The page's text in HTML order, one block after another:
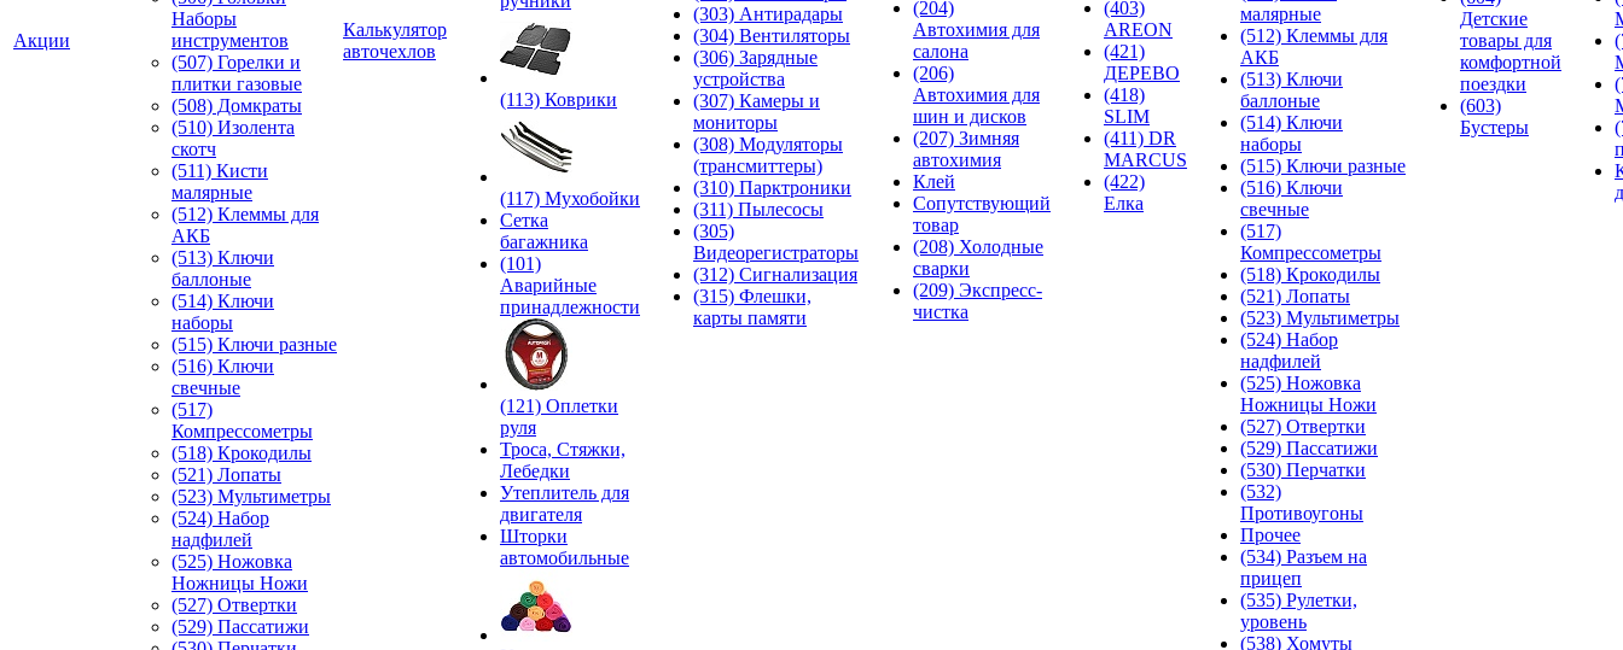
Акции
Наборы
инструментов
(507) Горелки и
плитки газовые
(508) Домкраты
(510) Изолента
скотч
(511) Кисти
малярные
(512) Клеммы для
АКБ
(513) Ключи
баллоные
(514) Ключи
наборы
(515) Ключи разные
(516) Ключи
свечные
(517)
Компрессометры
(518) Крокодилы
(521) Лопаты
(523) Мультиметры
(524) Набор
надфилей
(525) Ножовка
Ножницы Ножи
(527) Отвертки
(529) Пассатижи
Калькулятор
авточехлов
(113) Коврики
(117) Мухобойки
Сетка
багажника
(101)
Аварийные
принадлежности
(121) Оплетки
руля
Троса, Стяжки,
Лебедки
Утеплитель для
двигателя
Шторки
автомобильные
(303) Антирадары
(304) Вентиляторы
(306) Зарядные
устройства
(307) Камеры и
мониторы
(308) Модуляторы
(трансмиттеры)
(310) Парктроники
(311) Пылесосы
(305)
Видеорегистраторы
(312) Сигнализация
(315) Флешки,
карты памяти
(204)
Автохимия для
салона
(206)
Автохимия для
шин и дисков
(207) Зимняя
автохимия
Клей
Сопутствующий
товар
(208) Холодные
сварки
(209) Экспреcс-
чистка
(403)
AREON
(421)
ДЕРЕВО
(418)
SLIM
(411) DR
MARCUS
(422)
Елка
малярные
(512) Клеммы для
АКБ
(513) Ключи
баллоные
(514) Ключи
наборы
(515) Ключи разные
(516) Ключи
свечные
(517)
Компрессометры
(518) Крокодилы
(521) Лопаты
(523) Мультиметры
(524) Набор
надфилей
(525) Ножовка
Ножницы Ножи
(527) Отвертки
(529) Пассатижи
(530) Перчатки
(532)
Противоугоны
Прочее
(534) Разъем на
прицеп
(535) Рулетки,
уровень
(538) Хомуты
Детские
товары для
комфортной
поездки
(603)
Бустеры